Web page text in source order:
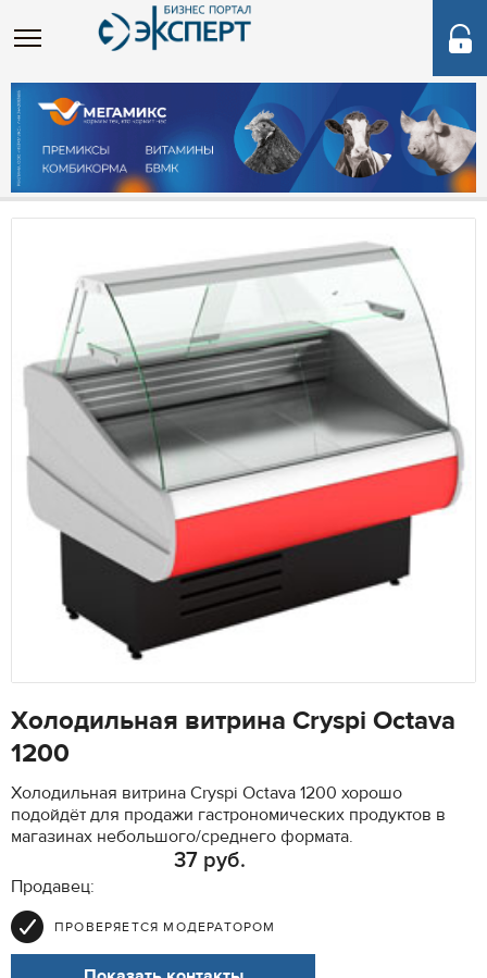
Холодильная витрина Cryspi Octava
1200
Холодильная витрина Cryspi Octava 1200 хорошо
подойдёт для продажи гастрономических продуктов в
магазинах небольшого/среднего формата.
37 руб.
Продавец:
ПРОВЕРЯЕТСЯ МОДЕРАТОРОМ